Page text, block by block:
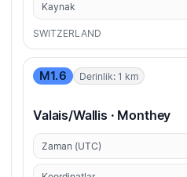
Kaynak
SWITZERLAND
M1.6 Derinlik: 1 km
Valais/Wallis · Monthey
Zaman (UTC)